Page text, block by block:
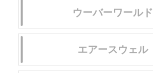
ウーバーワールド
エアースウェル